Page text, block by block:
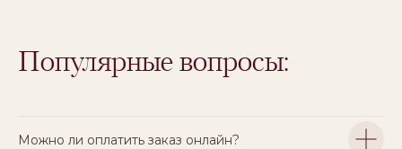
Популярные вопросы:
Можно ли оплатить заказ онлайн?